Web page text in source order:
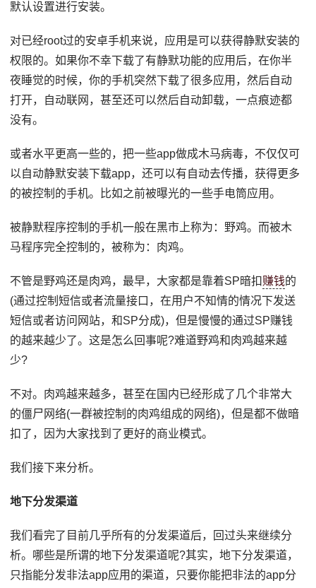
默认设置进行安装。
对已经root过的安卓手机来说，应用是可以获得静默安装的
权限的。如果你不幸下载了有静默功能的应用后，在你半
夜睡觉的时候，你的手机突然下载了很多应用，然后自动
打开，自动联网，甚至还可以然后自动卸载，一点痕迹都
没有。
或者水平更高一些的，把一些app做成木马病毒，不仅仅可
以自动静默安装下载app，还可以有自动去传播，获得更多
的被控制的手机。比如之前被曝光的一些手电筒应用。
被静默程序控制的手机一般在黑市上称为：野鸡。而被木
马程序完全控制的，被称为：肉鸡。
不管是野鸡还是肉鸡，最早，大家都是靠着SP暗扣 赚钱的
(通过控制短信或者流量接口，在用户不知情的情况下发送
短信或者访问网站，和SP分成)，但是慢慢的通过SP赚钱
的越来越少了。这是怎么回事呢?难道野鸡和肉鸡越来越
少?
不对。肉鸡越来越多，甚至在国内已经形成了几个非常大
的僵尸网络(一群被控制的肉鸡组成的网络)，但是都不做暗
扣了，因为大家找到了更好的商业模式。
我们接下来分析。
地下分发渠道
我们看完了目前几乎所有的分发渠道后，回过头来继续分
析。哪些是所谓的地下分发渠道呢?其实，地下分发渠道，
只指能分发非法app应用的渠道，只要你能把非法的app分